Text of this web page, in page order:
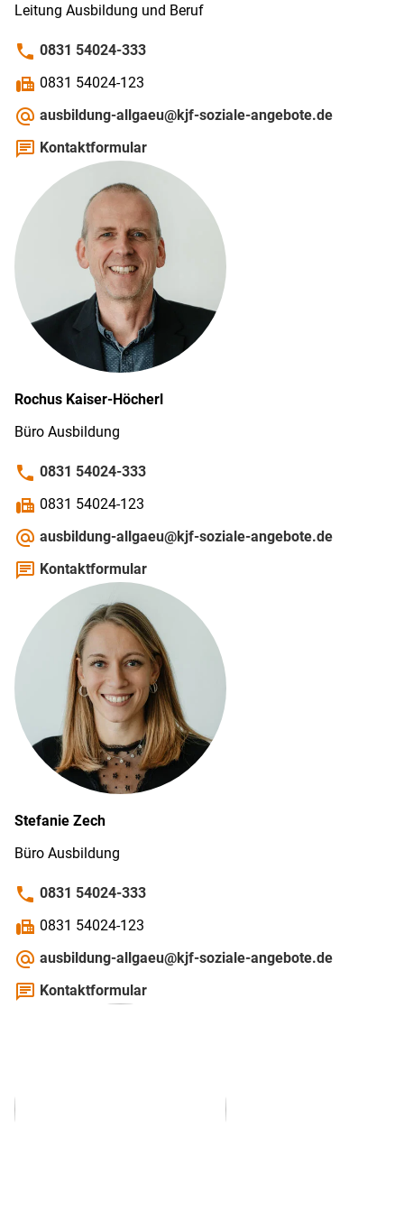
Leitung Ausbildung und Beruf
phone 0831 54024-333
fax 0831 54024-123
alternate_email ausbildung-allgaeu@kjf-soziale-angebote.de
chat Kontaktformular
Rochus Kaiser-Höcherl
Büro Ausbildung
phone 0831 54024-333
fax 0831 54024-123
alternate_email ausbildung-allgaeu@kjf-soziale-angebote.de
chat Kontaktformular
Stefanie Zech
Büro Ausbildung
phone 0831 54024-333
fax 0831 54024-123
alternate_email ausbildung-allgaeu@kjf-soziale-angebote.de
chat Kontaktformular